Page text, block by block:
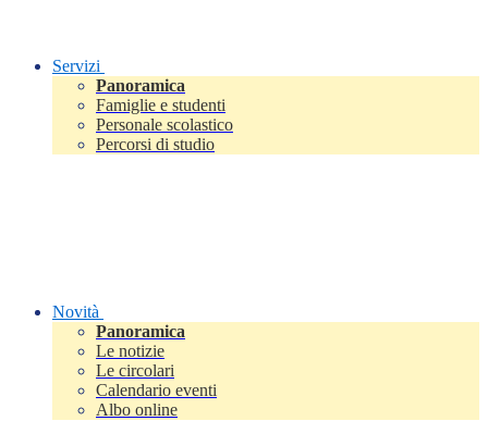
Servizi
Panoramica
Famiglie e studenti
Personale scolastico
Percorsi di studio
Novità
Panoramica
Le notizie
Le circolari
Calendario eventi
Albo online